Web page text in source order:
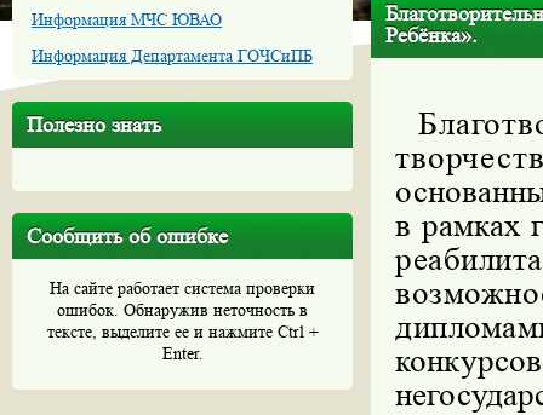
Информация МЧС ЮВАО
Информация Департамента ГОЧСиПБ
Полезно знать
Сообщить об ошибке
На сайте работает система проверки
ошибок. Обнаружив неточность в
тексте, выделите ее и нажмите Ctrl +
Enter.
Ребёнка».
в рамках